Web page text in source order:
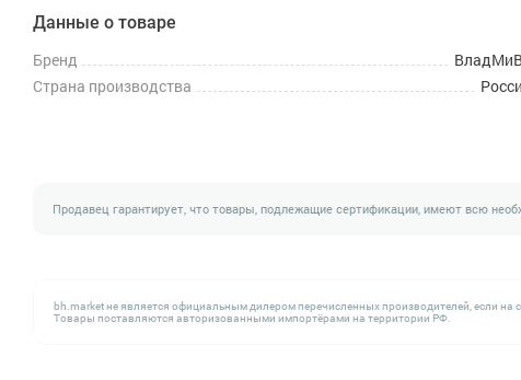
Данные о товаре
Бренд
Страна производства
Продавец гарантирует, что товары, подлежащие сертификации, имеют всю
bh.market не является официальным дилером перечисленных производителей, если
Товары поставляются авторизованными импортёрами на территории РФ.